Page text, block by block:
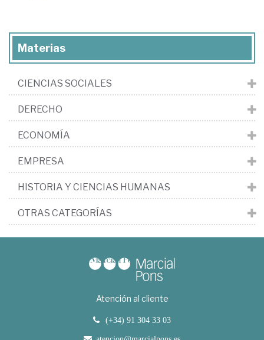
Materias
CIENCIAS SOCIALES
DERECHO
ECONOMÍA
EMPRESA
HISTORIA Y CIENCIAS HUMANAS
OTRAS CATEGORÍAS
Atención al cliente
(+34) 91 304 33 03